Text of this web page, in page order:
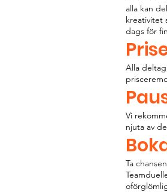
alla kan
kreativitet
dags för
Alla
Vi
njuta av
Ta